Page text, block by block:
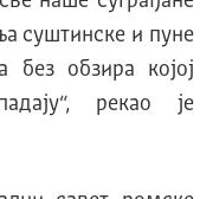
суштинске и пуне
без обзира којој
рекао је